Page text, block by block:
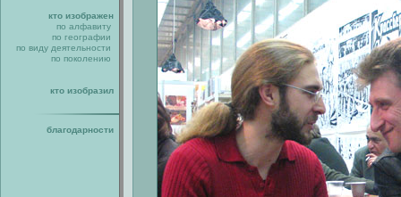
кто изображен
по алфавиту
по географии
по виду деятельности
по поколению
кто изобразил
благодарности